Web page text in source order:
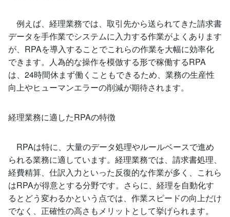
例えば、経理業務では、取引先から送られてきた請求書
データを手作業でシステムに入力する作業がよくあります
が、RPAを導入することでこれらの作業を大幅に効率化
できます。人為的な操作を模倣する形で稼働するRPA
は、24時間休まず働くこともできるため、業務の生産性
向上やヒューマンエラーの削減が期待されます。
経理業務に適したRPAの特徴
RPAは特に、大量のデータ処理やルールベースで進め
られる業務に適しています。経理業務では、請求書処理、
経費精算、仕訳入力といった反復的な作業が多く、これら
はRPAが得意とする分野です。さらに、経理を自動化す
るとどう変わるかという点では、作業スピードの向上だけ
でなく、正確性の高さもメリットとして挙げられます。